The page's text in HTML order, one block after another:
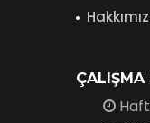
ÇALIŞMA